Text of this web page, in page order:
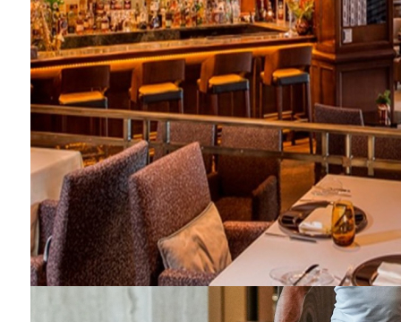
Barış Manço'nun mirasçıları mahkemede!